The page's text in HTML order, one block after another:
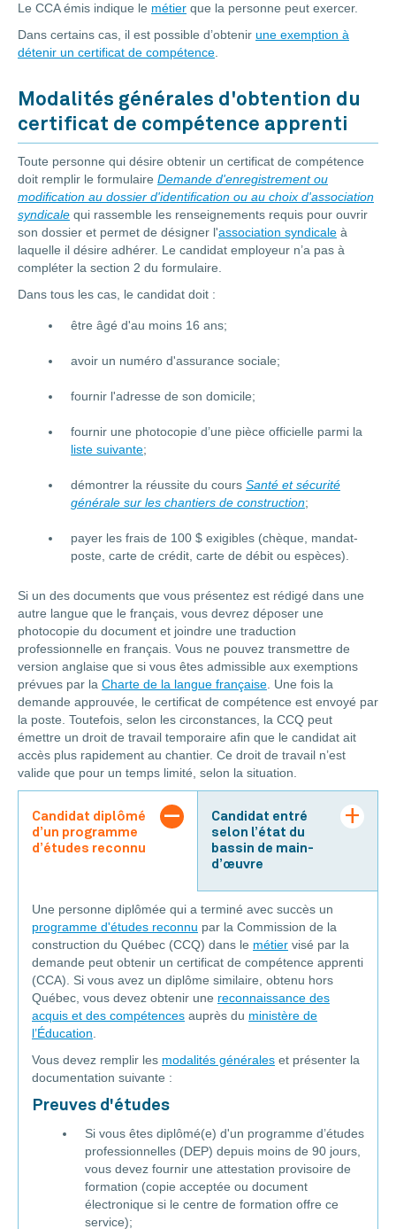
Le CCA émis indique le métier que la personne peut exercer.
Dans certains cas, il est possible d’obtenir une exemption à
détenir un certificat de compétence
Modalités générales d'obtention du
certificat de compétence apprenti
Toute personne qui désire obtenir un certificat de compétence
doit remplir le formulaire Demande d'enregistrement ou
modification au dossier d'identification ou au choix d'association
syndicale qui rassemble les renseignements requis pour ouvrir
son dossier et permet de désigner l'association syndicale à
laquelle il désire adhérer. Le candidat employeur n’a pas à
compléter la section 2 du formulaire.
Dans tous les cas, le candidat doit :
être âgé d'au moins 16 ans;
avoir un numéro d'assurance sociale;
fournir l'adresse de son domicile;
fournir une photocopie d’une pièce officielle parmi la
liste suivante;
démontrer la réussite du cours Santé et sécurité
générale sur les chantiers de construction;
payer les frais de 100 $ exigibles (chèque, mandat-
poste, carte de crédit, carte de débit ou espèces).
Si un des documents que vous présentez est rédigé dans une
autre langue que le français, vous devrez déposer une
photocopie du document et joindre une traduction
professionnelle en français. Vous ne pouvez transmettre de
version anglaise que si vous êtes admissible aux exemptions
prévues par la Charte de la langue française . Une fois la
demande approuvée, le certificat de compétence est envoyé par
la poste. Toutefois, selon les circonstances, la CCQ peut
émettre un droit de travail temporaire afin que le candidat ait
accès plus rapidement au chantier. Ce droit de travail n’est
valide que pour un temps limité, selon la situation.
Candidat diplômé
d’un programme
d’études reconnu
Candidat entré
selon l’état du
bassin de main-
d’œuvre
Une personne diplômée qui a terminé avec succès un
programme d'études reconnu par la Commission de la
construction du Québec (CCQ) dans le métier visé par la
demande peut obtenir un certificat de compétence apprenti
(CCA). Si vous avez un diplôme similaire, obtenu hors
Québec, vous devez obtenir une reconnaissance des
acquis et des compétences auprès du ministère de
l’Éducation
Vous devez remplir les modalités générales et présenter la
documentation suivante :
Preuves d'études
Si vous êtes diplômé(e) d'un programme d’études
professionnelles (DEP) depuis moins de 90 jours,
vous devez fournir une attestation provisoire de
formation (copie acceptée ou document
électronique si le centre de formation offre ce
service);